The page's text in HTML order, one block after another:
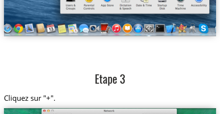
Etape 3
Cliquez sur "+".